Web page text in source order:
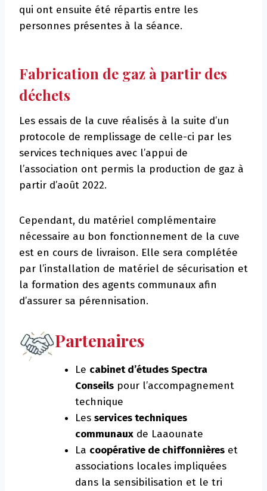
qui ont ensuite été répartis entre les
personnes présentes à la séance.
Fabrication de gaz à partir des
déchets
Les essais de la cuve réalisés à la suite d’un
protocole de remplissage de celle-ci par les
services techniques avec l’appui de
l’association ont permis la production de gaz à
partir d’août 2022.
Cependant, du matériel complémentaire
nécessaire au bon fonctionnement de la cuve
est en cours de livraison. Elle sera complétée
par l’installation de matériel de sécurisation et
la formation des agents communaux afin
d’assurer sa pérennisation.
Partenaires
Le cabinet d’études Spectra
Conseils pour l’accompagnement
technique
Les services techniques
communaux de Laaounate
La coopérative de chiffonnières et
associations locales impliquées
dans la sensibilisation et le tri